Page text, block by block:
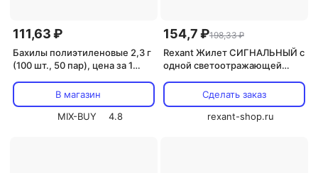
111,63 ₽
Бахилы полиэтиленовые 2,3 г
(100 шт., 50 пар), цена за 1
В магазин
MIX-BUY
4.8
154,7 ₽198,33 ₽
Rexant Жилет СИГНАЛЬНЫЙ с
одной светоотражающей
Сделать заказ
rexant-shop.ru